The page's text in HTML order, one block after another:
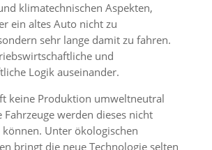
klimatechnischen Aspekten,
ein altes Auto nicht zu
sehr lange damit zu fahren.
und
Logik auseinander.
keine Produktion umweltneutral
Fahrzeuge werden dieses nicht
Unter ökologischen
bringt die neue Technologie selten